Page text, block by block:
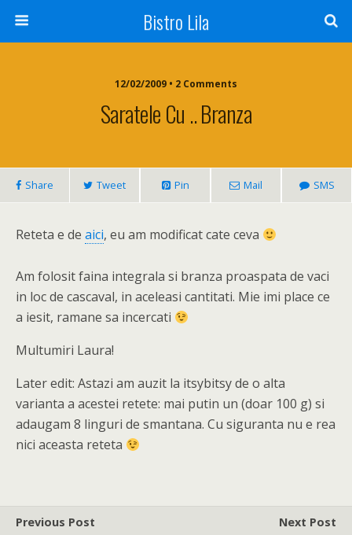
Bistro Lila
12/02/2009 • 2 Comments
Saratele Cu .. Branza
Share Tweet Pin Mail SMS
Reteta e de aici, eu am modificat cate ceva
Am folosit faina integrala si branza proaspata de vaci
in loc de cascaval, in aceleasi cantitati. Mie imi place ce
a iesit, ramane sa incercati
Multumiri Laura!
Later edit: Astazi am auzit la itsybitsy de o alta
varianta a acestei retete: mai putin un (doar 100 g) si
adaugam 8 linguri de smantana. Cu siguranta nu e rea
nici aceasta reteta
Previous Post
Next Post